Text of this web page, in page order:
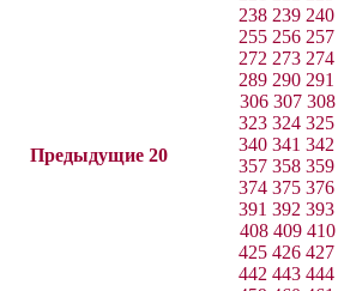
Предыдущие 20
238 239 240
255 256 257
272 273 274
289 290 291
306 307 308
323 324 325
340 341 342
357 358 359
374 375 376
391 392 393
408 409 410
425 426 427
442 443 444